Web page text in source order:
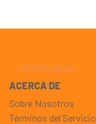
ACERCA DE
Sobre Nosotros
Términos del Servicio